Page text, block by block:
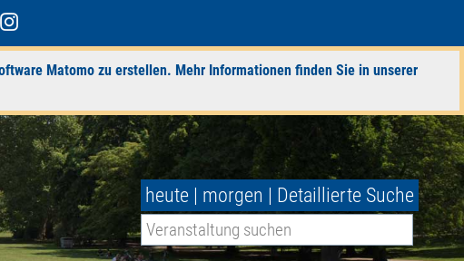
Matomo zu erstellen. Mehr Informationen finden Sie in unserer
heute | morgen | Detaillierte Suche